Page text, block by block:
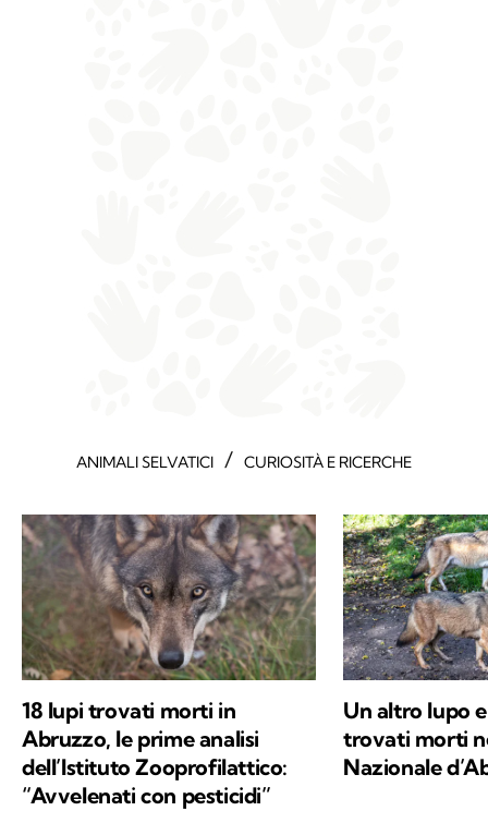
ANIMALI SELVATICI / CURIOSITÀ E RICERCHE
18 lupi trovati morti in
Abruzzo, le prime analisi
dell’Istituto Zooprofilattico:
“Avvelenati con pesticidi”
Un altro lupo
trovati morti
Nazionale